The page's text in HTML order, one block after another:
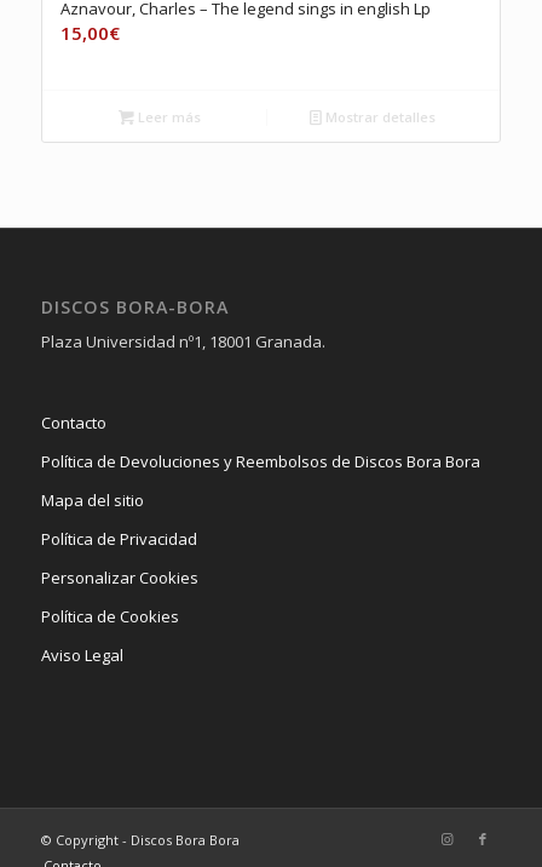
Aznavour, Charles – The legend sings in english Lp
15,00€
Leer más Mostrar detalles
DISCOS BORA-BORA
Plaza Universidad nº1, 18001 Granada.
Contacto
Política de Devoluciones y Reembolsos de Discos Bora Bora
Mapa del sitio
Política de Privacidad
Personalizar Cookies
Política de Cookies
Aviso Legal
© Copyright - Discos Bora Bora